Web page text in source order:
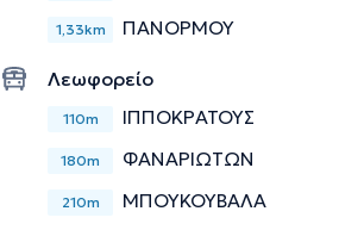
1,33km ΠΑΝΟΡΜΟΥ
Λεωφορείο
110m ΙΠΠΟΚΡΑΤΟΥΣ
180m ΦΑΝΑΡΙΩΤΩΝ
210m ΜΠΟΥΚΟΥΒΑΛΑ